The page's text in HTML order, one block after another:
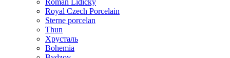
Roman Lidicky
Royal Czech Porcelain
Sterne porcelan
Thun
Хрусталь
Bohemia